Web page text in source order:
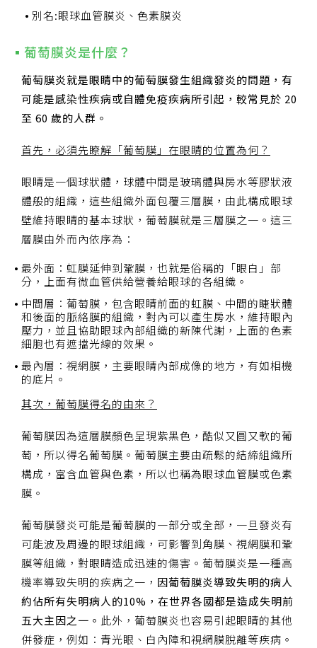
別名:眼球血管膜炎、色素膜炎
葡萄膜炎是什麼？
葡萄膜炎就是眼睛中的葡萄膜發生組織發炎的問題，有
可能是感染性疾病或自體免疫疾病所引起，較常見於 20
至 60 歲的人群。
首先，必須先瞭解「葡萄膜」在眼睛的位置為何？
眼睛是一個球狀體，球體中間是玻璃體與房水等膠狀液
體般的組織，這些組織外面包覆三層膜，由此構成眼球
壁維持眼睛的基本球狀，葡萄膜就是三層膜之一。這三
層膜由外而內依序為：
最外面：虹膜延伸到鞏膜，也就是俗稱的「眼白」部
分，上面有微血管供給營養給眼球的各組織。
中間層：葡萄膜，包含眼睛前面的虹膜、中間的睫狀體
和後面的脈絡膜的組織，對內可以產生房水，維持眼內
壓力，並且協助眼球內部組織的新陳代謝，上面的色素
細胞也有遮擋光線的效果。
最內層：視網膜，主要眼睛內部成像的地方，有如相機
的底片。
其次，葡萄膜得名的由來？
葡萄膜因為這層膜顏色呈現紫黑色，酷似又圓又軟的葡
萄，所以得名葡萄膜。葡萄膜主要由疏鬆的結締組織所
構成，富含血管與色素，所以也稱為眼球血管膜或色素
膜。
葡萄膜發炎可能是葡萄膜的一部分或全部，一旦發炎有
可能波及周邊的眼球組織，可影響到角膜、視網膜和鞏
膜等組織，對眼睛造成迅速的傷害。葡萄膜炎是一種高
機率導致失明的疾病之一， 因葡萄膜炎導致失明的病人
約佔所有失明病人的10%，在世界各國都是造成失明前
五大主因之一。 此外，葡萄膜炎也容易引起眼睛的其他
併發症，例如：青光眼、白內障和視網膜脫離等疾病。